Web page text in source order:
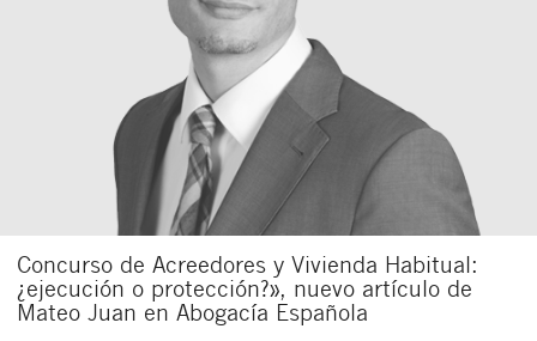
Concurso de Acreedores y Vivienda Habitual:
¿ejecución o protección?», nuevo artículo de
Mateo Juan en Abogacía Española